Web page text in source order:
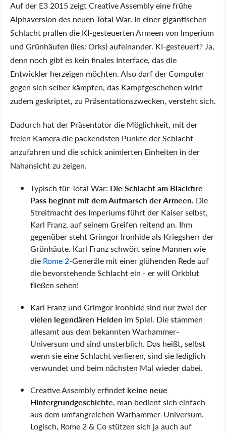
Auf der E3 2015 zeigt Creative Assembly eine frühe
Alphaversion des neuen Total War. In einer gigantischen
Schlacht prallen die KI-gesteuerten Armeen von Imperium
und Grünhäuten (lies: Orks) aufeinander. KI-gesteuert? Ja,
denn noch gibt es kein finales Interface, das die
Entwickler herzeigen möchten. Also darf der Computer
gegen sich selber kämpfen, das Kampfgeschehen wirkt
zudem geskriptet, zu Präsentationszwecken, versteht sich.
Dadurch hat der Präsentator die Möglichkeit, mit der
freien Kamera die packendsten Punkte der Schlacht
anzufahren und die schick animierten Einheiten in der
Nahansicht zu zeigen.
Typisch für Total War: Die Schlacht am Blackfire-
Pass beginnt mit dem Aufmarsch der Armeen. Die
Streitmacht des Imperiums führt der Kaiser selbst,
Karl Franz, auf seinem Greifen reitend an. Ihm
gegenüber steht Grimgor Ironhide als Kriegsherr der
Grünhäute. Karl Franz schwört seine Mannen wie
die Rome 2-Generäle mit einer glühenden Rede auf
die bevorstehende Schlacht ein - er will Orkblut
fließen sehen!
Karl Franz und Grimgor Ironhide sind nur zwei der
vielen legendären Helden im Spiel. Die stammen
allesamt aus dem bekannten Warhammer-
Universum und sind unsterblich. Das heißt, selbst
wenn sie eine Schlacht verlieren, sind sie lediglich
verwundet und beim nächsten Mal wieder dabei.
Creative Assembly erfindet keine neue
Hintergrundgeschichte, man bedient sich einfach
aus dem umfangreichen Warhammer-Universum.
Logisch, Rome 2 & Co stützen sich ja auch auf